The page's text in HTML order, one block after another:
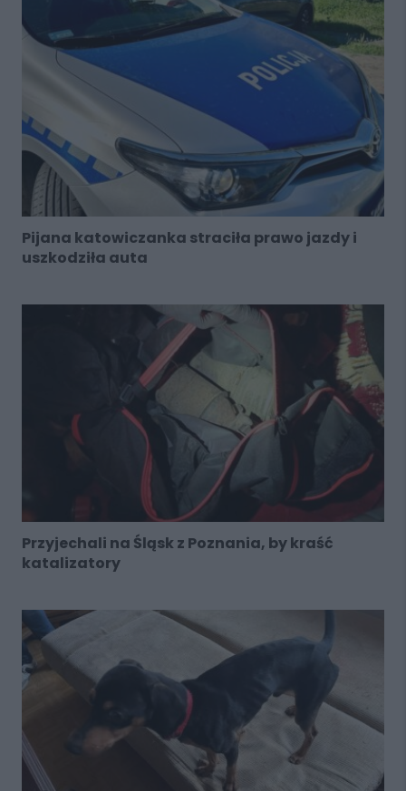
Pijana katowiczanka straciła prawo jazdy i
uszkodziła auta
Przyjechali na Śląsk z Poznania, by kraść
katalizatory